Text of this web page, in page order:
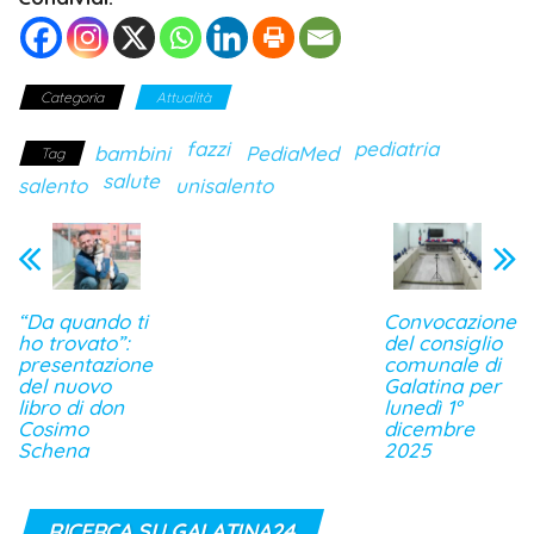
Categoria Attualità
Tag bambini fazzi PediaMed
pediatria
salento
salute unisalento
“Da quando ti
ho trovato”:
presentazione
del nuovo
libro di don
Cosimo
Schena
Convocazione
del consiglio
comunale di
Galatina per
lunedì 1°
dicembre
2025